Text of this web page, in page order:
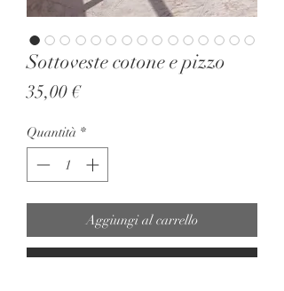
Sottoveste cotone e pizzo
35,00 €Prezzo
Quantità *
Aggiungi al carrello